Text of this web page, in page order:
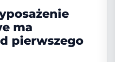
ma
pierwszego